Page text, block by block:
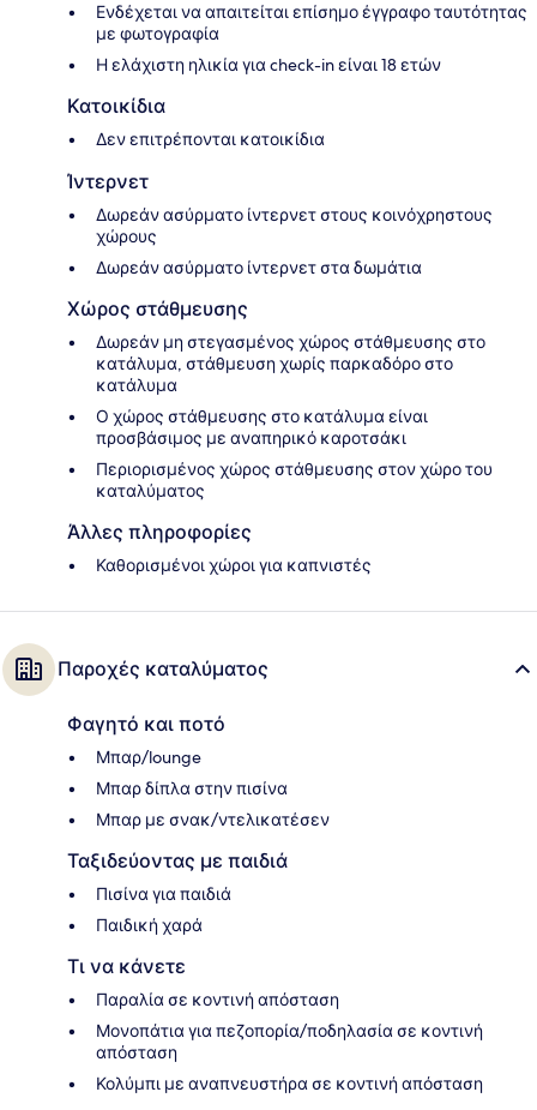
Ενδέχεται να απαιτείται επίσημο έγγραφο ταυτότητας
με φωτογραφία
Η ελάχιστη ηλικία για check-in είναι 18 ετών
Κατοικίδια
Δεν επιτρέπονται κατοικίδια
Ίντερνετ
Δωρεάν ασύρματο ίντερνετ στους κοινόχρηστους
χώρους
Δωρεάν ασύρματο ίντερνετ στα δωμάτια
Χώρος στάθμευσης
Δωρεάν μη στεγασμένος χώρος στάθμευσης στο
κατάλυμα, στάθμευση χωρίς παρκαδόρο στο
κατάλυμα
Ο χώρος στάθμευσης στο κατάλυμα είναι
προσβάσιμος με αναπηρικό καροτσάκι
Περιορισμένος χώρος στάθμευσης στον χώρο του
καταλύματος
Άλλες πληροφορίες
Καθορισμένοι χώροι για καπνιστές
Παροχές καταλύματος
Φαγητό και ποτό
Μπαρ/lounge
Μπαρ δίπλα στην πισίνα
Μπαρ με σνακ/ντελικατέσεν
Ταξιδεύοντας με παιδιά
Πισίνα για παιδιά
Παιδική χαρά
Τι να κάνετε
Παραλία σε κοντινή απόσταση
Μονοπάτια για πεζοπορία/ποδηλασία σε κοντινή
απόσταση
Κολύμπι με αναπνευστήρα σε κοντινή απόσταση